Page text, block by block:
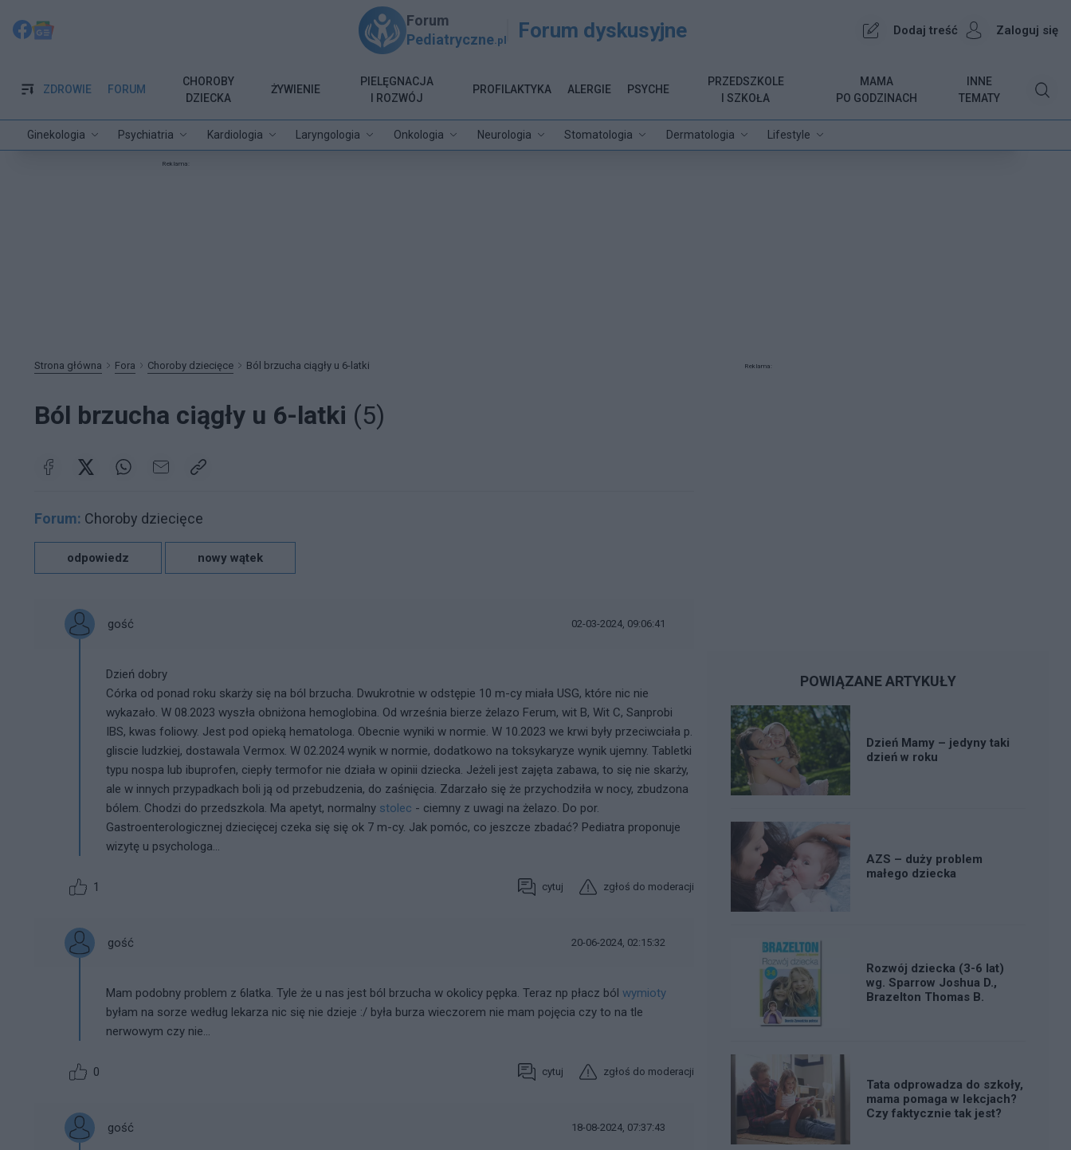
Forum
Pediatryczne .pl Forum dyskusyjne Dodaj treść Zaloguj się
ZDROWIE
Ginekologia Psychiatria Kardiologia Laryngologia Onkologia Neurologia Stomatologia Dermatologia Lifestyle
FORUM
CHOROBY
DZIECKA
ŻYWIENIE
PIELĘGNACJA
I ROZWÓJ
PROFILAKTYKA ALERGIE PSYCHE
PRZEDSZKOLE
I SZKOŁA
MAMA
PO GODZINACH
INNE
TEMATY
Reklama:
Strona główna Fora Choroby dziecięce Ból brzucha ciągły u 6-latki
Ból brzucha ciągły u 6-latki (5)
Forum: Choroby dziecięce
odpowiedz nowy wątek
gość 02-03-2024, 09:06:41
Dzień dobry
Córka od ponad roku skarży się na ból brzucha. Dwukrotnie w odstępie 10 m-cy miała USG, które nic nie
wykazało. W 08.2023 wyszła obniżona hemoglobina. Od września bierze żelazo Ferum, wit B, Wit C, Sanprobi
IBS, kwas foliowy. Jest pod opieką hematologa. Obecnie wyniki w normie. W 10.2023 we krwi były przeciwciała p.
gliscie ludzkiej, dostawala Vermox. W 02.2024 wynik w normie, dodatkowo na toksykaryze wynik ujemny. Tabletki
typu nospa lub ibuprofen, ciepły termofor nie działa w opinii dziecka. Jeżeli jest zajęta zabawa, to się nie skarży,
ale w innych przypadkach boli ją od przebudzenia, do zaśnięcia. Zdarzało się że przychodziła w nocy, zbudzona
bólem. Chodzi do przedszkola. Ma apetyt, normalny stolec - ciemny z uwagi na żelazo. Do por.
Gastroenterologicznej dziecięcej czeka się się ok 7 m-cy. Jak pomóc, co jeszcze zbadać? Pediatra proponuje
wizytę u psychologa...
1 cytuj zgłoś do moderacji
gość 20-06-2024, 02:15:32
Mam podobny problem z 6latka. Tyle że u nas jest ból brzucha w okolicy pępka. Teraz np płacz ból wymioty
byłam na sorze według lekarza nic się nie dzieje :/ była burza wieczorem nie mam pojęcia czy to na tle
nerwowym czy nie…
0 cytuj zgłoś do moderacji
gość 18-08-2024, 07:37:43
Reklama:
POWIĄZANE ARTYKUŁY
Dzień Mamy – jedyny taki
dzień w roku
AZS – duży problem
małego dziecka
Rozwój dziecka (3-6 lat)
wg. Sparrow Joshua D.,
Brazelton Thomas B.
Tata odprowadza do szkoły,
mama pomaga w lekcjach?
Czy faktycznie tak jest?